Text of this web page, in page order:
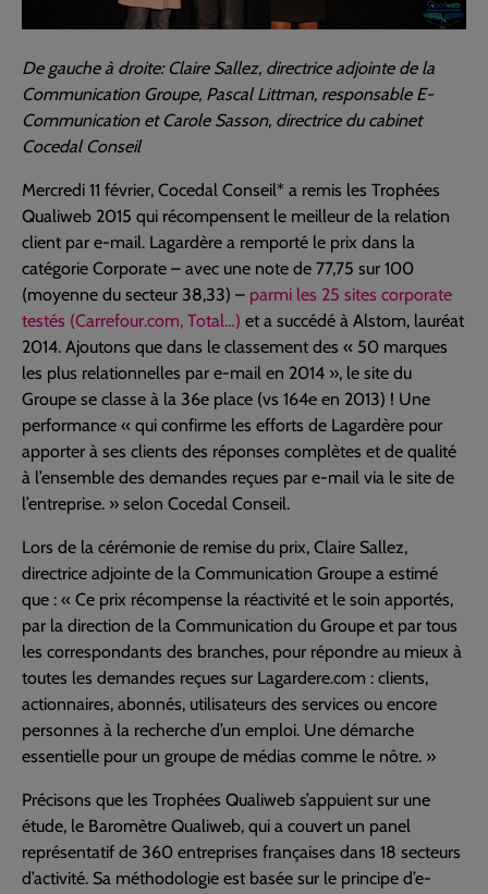
De gauche à droite: Claire Sallez, directrice adjointe de la
Communication Groupe, Pascal Littman, responsable E-
Communication et Carole Sasson, directrice du cabinet
Cocedal Conseil
Mercredi 11 février, Cocedal Conseil* a remis les Trophées
Qualiweb 2015 qui récompensent le meilleur de la relation
client par e-mail. Lagardère a remporté le prix dans la
catégorie Corporate – avec une note de 77,75 sur 100
(moyenne du secteur 38,33) – parmi les 25 sites corporate
testés (Carrefour.com, Total…) et a succédé à Alstom, lauréat
2014. Ajoutons que dans le classement des « 50 marques
les plus relationnelles par e-mail en 2014 », le site du
Groupe se classe à la 36e place (vs 164e en 2013) ! Une
performance « qui confirme les efforts de Lagardère pour
apporter à ses clients des réponses complètes et de qualité
à l’ensemble des demandes reçues par e-mail via le site de
l’entreprise. » selon Cocedal Conseil.
Lors de la cérémonie de remise du prix, Claire Sallez,
directrice adjointe de la Communication Groupe a estimé
que : « Ce prix récompense la réactivité et le soin apportés,
par la direction de la Communication du Groupe et par tous
les correspondants des branches, pour répondre au mieux à
toutes les demandes reçues sur Lagardere.com : clients,
actionnaires, abonnés, utilisateurs des services ou encore
personnes à la recherche d’un emploi. Une démarche
essentielle pour un groupe de médias comme le nôtre. »
Précisons que les Trophées Qualiweb s’appuient sur une
étude, le Baromètre Qualiweb, qui a couvert un panel
représentatif de 360 entreprises françaises dans 18 secteurs
d’activité. Sa méthodologie est basée sur le principe d’e-